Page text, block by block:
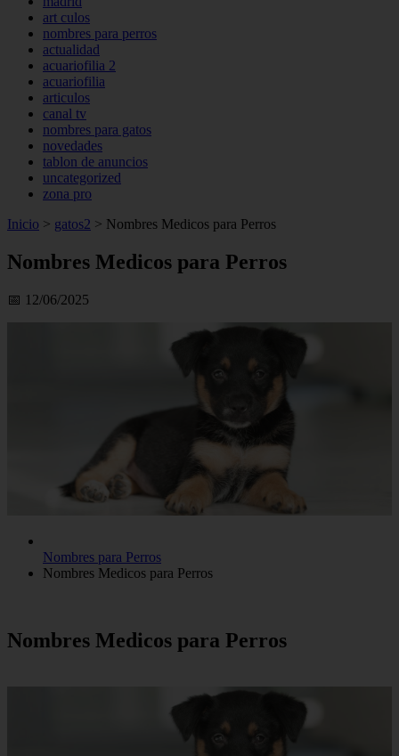
art culos
nombres para perros
actualidad
acuariofilia 2
acuariofilia
articulos
canal tv
nombres para gatos
novedades
tablon de anuncios
uncategorized
zona pro
Inicio > gatos2 > Nombres Medicos para Perros
Nombres Medicos para Perros
📅 12/06/2025
Nombres para Perros
Nombres Medicos para Perros
Nombres Medicos para Perros